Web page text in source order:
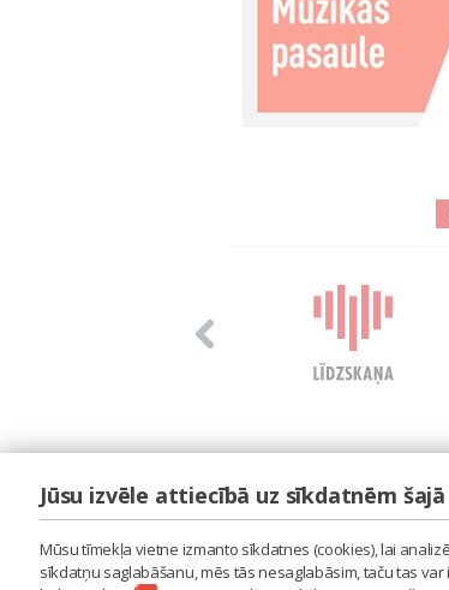
LAIPA
ES RADU MŪZIKU
AKTUALITĀTES
Jūsu izvēle attiecībā uz sīkdatnēm
Mūsu tīmekļa vietne izmanto sīkdatnes (cookies), lai
sīkdatņu saglabāšanu, mēs tās nesaglabāsim, taču tas